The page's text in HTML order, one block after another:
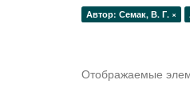
Автор: Семак, В. Г. ×
Отображаемые